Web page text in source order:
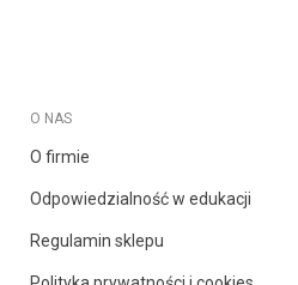
O NAS
O firmie
Odpowiedzialność w edukacji
Regulamin sklepu